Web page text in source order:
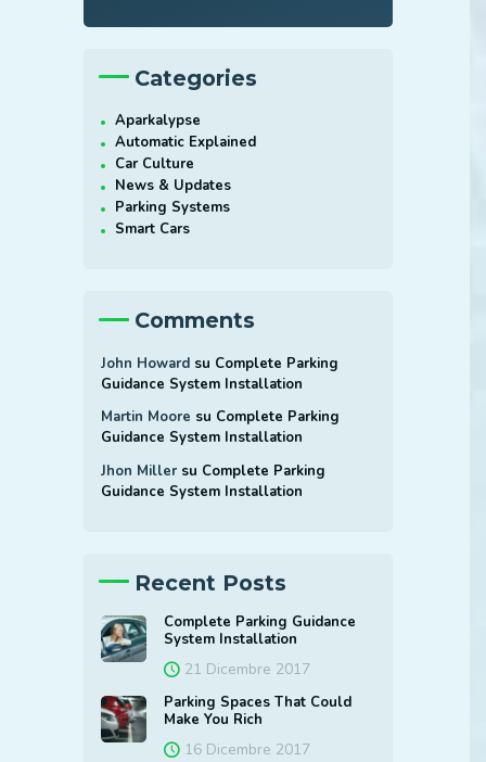
Categories
Aparkalypse
Automatic Explained
Car Culture
News & Updates
Parking Systems
Smart Cars
Comments
John Howardsu Complete Parking
Guidance System Installation
Martin Moore su Complete Parking
Guidance System Installation
Jhon Millersu Complete Parking
Guidance System Installation
Recent Posts
Complete Parking Guidance
System Installation
21 Dicembre 2017
Parking Spaces That Could
Make You Rich
16 Dicembre 2017
Parcheggia da noi per lavoro o se
parti per piu’ giorni in vacanza, al
tuo ritorno, troverai la tua auto
carica per il viaggio di rientro.